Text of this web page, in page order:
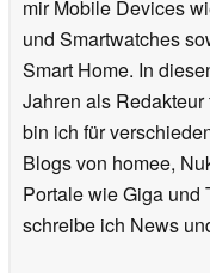
mir Mobile Devices
und Smartwatches
Smart Home. In
Jahren als
bin ich für
Blogs von homee,
Portale wie Giga und
schreibe ich News